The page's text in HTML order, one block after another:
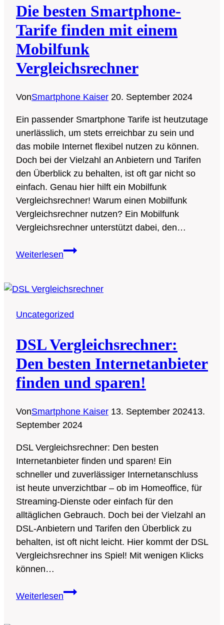
erwartet
Die besten Smartphone-
Tarife finden mit einem
Mobilfunk
Vergleichsrechner
VonSmartphone Kaiser 20. September 2024
Ein passender Smartphone Tarife ist heutzutage
unerlässlich, um stets erreichbar zu sein und
das mobile Internet flexibel nutzen zu können.
Doch bei der Vielzahl an Anbietern und Tarifen
den Überblick zu behalten, ist oft gar nicht so
einfach. Genau hier hilft ein Mobilfunk
Vergleichsrechner! Warum einen Mobilfunk
Vergleichsrechner nutzen? Ein Mobilfunk
Vergleichsrechner unterstützt dabei, den…
WeiterlesenDie
Tarife
mit
Mobilfunk
Vergleichsrechner
Uncategorized
DSL Vergleichsrechner:
Den besten Internetanbieter
finden und sparen!
VonSmartphone Kaiser 13. September 202413.
September 2024
DSL Vergleichsrechner: Den besten
Internetanbieter finden und sparen! Ein
schneller und zuverlässiger Internetanschluss
ist heute unverzichtbar – ob im Homeoffice, für
Streaming-Dienste oder einfach für den
alltäglichen Gebrauch. Doch bei der Vielzahl an
DSL-Anbietern und Tarifen den Überblick zu
behalten, ist oft nicht leicht. Hier kommt der DSL
Vergleichsrechner ins Spiel! Mit wenigen Klicks
können…
WeiterlesenDSL